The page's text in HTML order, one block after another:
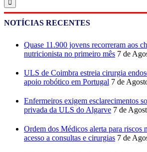
NOTÍCIAS RECENTES
Quase 11.900 jovens recorreram aos
nutricionista no primeiro mês 7 de
ULS de Coimbra estreia cirurgia
apoio robótico em Portugal 7 de
Enfermeiros exigem esclarecimentos
privada da ULS do Algarve 7 de
Ordem dos Médicos alerta para riscos
acesso a consultas e cirurgias 7 de